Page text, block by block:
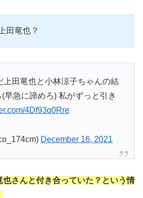
田竜也？
上田竜也と小林涼子ちゃんの結
早急に諦めろ) 私がずっと引き
4Df93q0Rre
December 16, 2021
さんと付き合っていた？という情